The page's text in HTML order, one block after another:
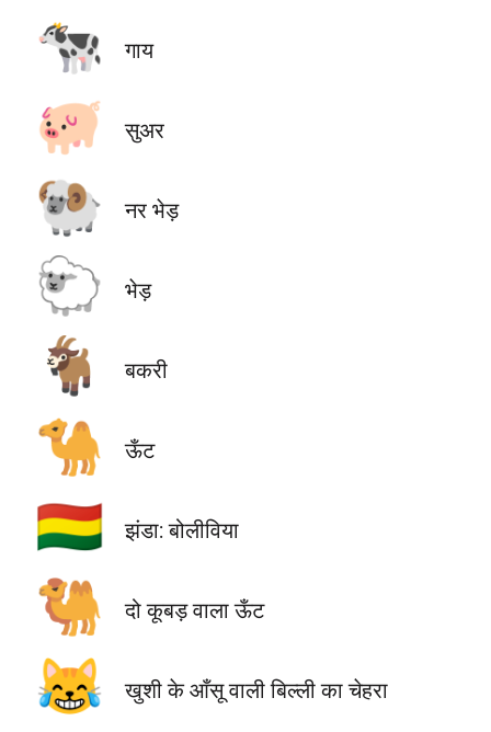
🐄 गाय
🐖 सुअर
🐏 नर भेड़
🐑 भेड़
🐐 बकरी
🐪 ऊँट
🇧🇴 झंडा: बोलीविया
🐫 दो कूबड़ वाला ऊँट
😹 खुशी के आँसू वाली बिल्ली का चेहरा